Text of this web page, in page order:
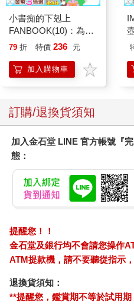
小書痴的下剋上
FANBOOK(10)：為了
成為圖書管理員不擇手
79 折 特價 236 元
加入購物車
訂購/退換貨須知
加入金石堂 LINE 官方帳號『
態：
提醒您！！
金石堂及銀行均不會請您操作
ATM提款機，請不要聽從指示
退換貨須知：
**提醒您，鑑賞期不等於試用